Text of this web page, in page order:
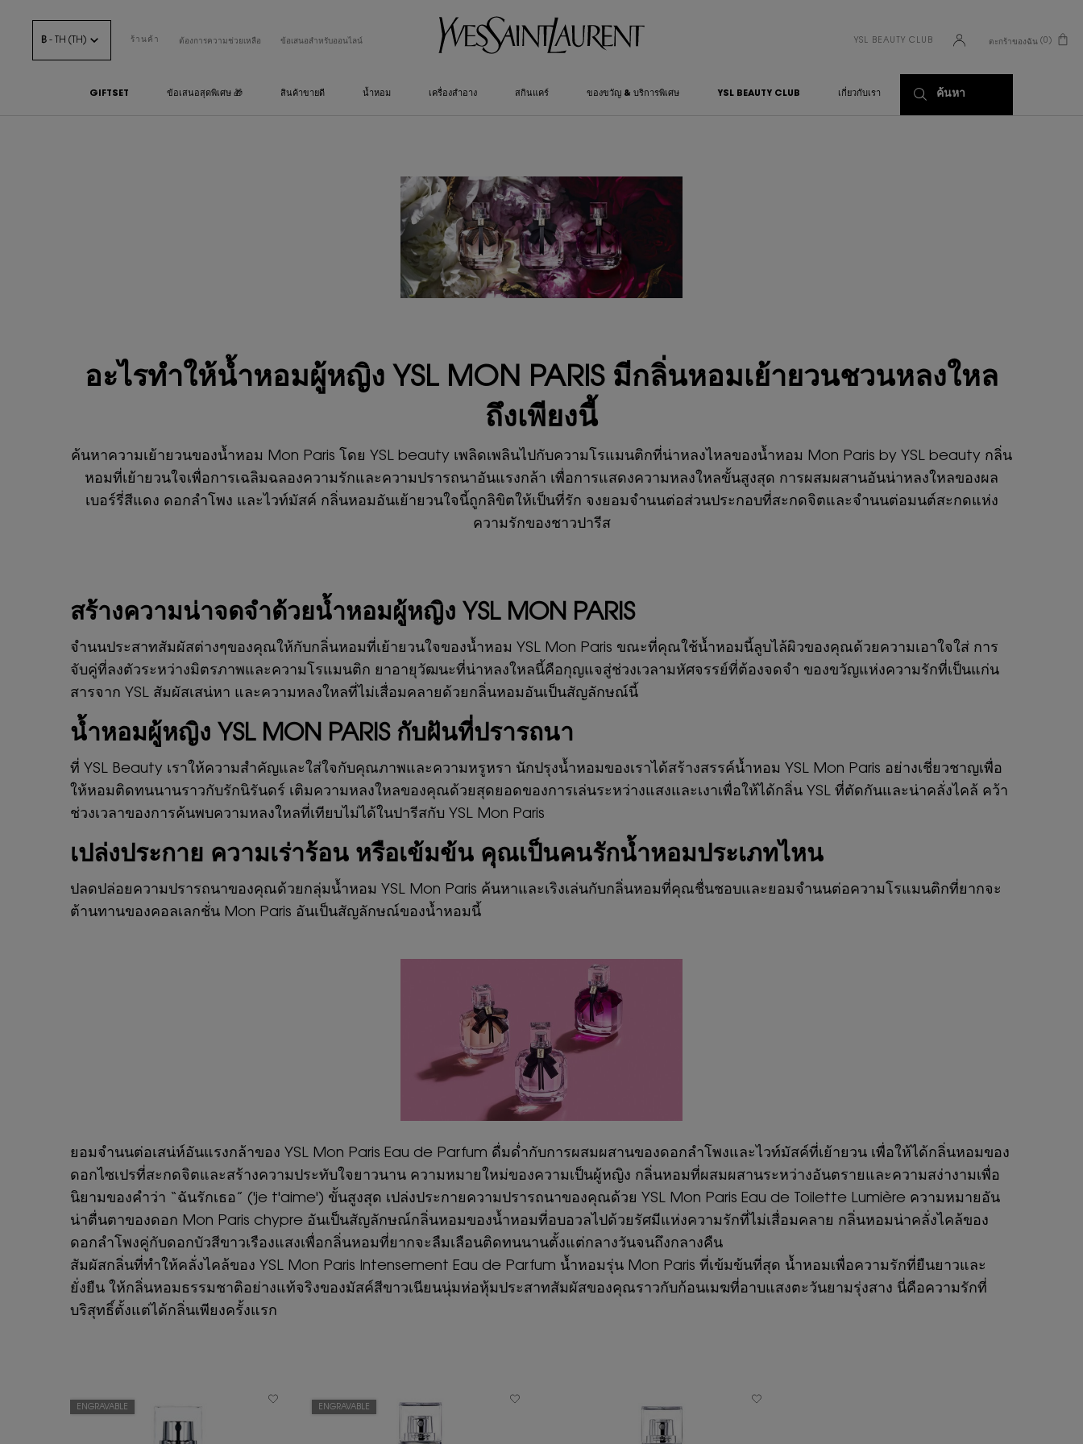
฿ - TH (TH) ร้านค้า ต้องการความช่วยเหลือ ข้อเสนอสำหรับออนไลน์ YSL BEAUTY CLUB ตะกร้าของฉัน 0
0 PRODUCT IN CART
GIFTSET ข้อเสนอสุดพิเศษ 🎁 สินค้าขายดี น้ำหอม เครื่องสำอาง สกินแคร์ ของขวัญ & บริการพิเศษ YSL BEAUTY CLUB เกี่ยวกับเรา ค้นหา
อะไรทำให้น้ำหอมผู้หญิง YSL MON PARIS มีกลิ่นหอมเย้ายวนชวนหลงใหล
ถึงเพียงนี้
ค้นหาความเย้ายวนของน้ำหอม Mon Paris โดย YSL beauty เพลิดเพลินไปกับความโรแมนติกที่น่าหลงไหลของน้ำหอม Mon Paris by YSL beauty กลิ่น
หอมที่เย้ายวนใจเพื่อการเฉลิมฉลองความรักและความปรารถนาอันแรงกล้า เพื่อการแสดงความหลงใหลขั้นสูงสุด การผสมผสานอันน่าหลงใหลของผล
เบอร์รี่สีแดง ดอกลำโพง และไวท์มัสค์ กลิ่นหอมอันเย้ายวนใจนี้ถูกลิขิตให้เป็นที่รัก จงยอมจำนนต่อส่วนประกอบที่สะกดจิตและจำนนต่อมนต์สะกดแห่ง
ความรักของชาวปารีส
สร้างความน่าจดจำด้วยน้ำหอมผู้หญิง YSL MON PARIS
จำนนประสาทสัมผัสต่างๆของคุณให้กับกลิ่นหอมที่เย้ายวนใจของน้ำหอม YSL Mon Paris ขณะที่คุณใช้น้ำหอมนี้ลูบไล้ผิวของคุณด้วยความเอาใจใส่ การ
จับคู่ที่ลงตัวระหว่างมิตรภาพและความโรแมนติก ยาอายุวัฒนะที่น่าหลงใหลนี้คือกุญแจสู่ช่วงเวลามหัศจรรย์ที่ต้องจดจำ ของขวัญแห่งความรักที่เป็นแก่น
สารจาก YSL สัมผัสเสน่หา และความหลงใหลที่ไม่เสื่อมคลายด้วยกลิ่นหอมอันเป็นสัญลักษณ์นี้
น้ำหอมผู้หญิง YSL MON PARIS กับฝันที่ปรารถนา
ที่ YSL Beauty เราให้ความสำคัญและใส่ใจกับคุณภาพและความหรูหรา นักปรุงน้ำหอมของเราได้สร้างสรรค์น้ำหอม YSL Mon Paris อย่างเชี่ยวชาญเพื่อ
ให้หอมติดทนนานราวกับรักนิรันดร์ เติมความหลงใหลของคุณด้วยสุดยอดของการเล่นระหว่างแสงและเงาเพื่อให้ได้กลิ่น YSL ที่ตัดกันและน่าคลั่งไคล้ คว้า
ช่วงเวลาของการค้นพบความหลงใหลที่เทียบไม่ได้ในปารีสกับ YSL Mon Paris
เปล่งประกาย ความเร่าร้อน หรือเข้มข้น คุณเป็นคนรักน้ำหอมประเภทไหน
ปลดปล่อยความปรารถนาของคุณด้วยกลุ่มน้ำหอม YSL Mon Paris ค้นหาและเริงเล่นกับกลิ่นหอมที่คุณชื่นชอบและยอมจำนนต่อความโรแมนติกที่ยากจะ
ต้านทานของคอลเลกชั่น Mon Paris อันเป็นสัญลักษณ์ของน้ำหอมนี้
ยอมจำนนต่อเสน่ห์อันแรงกล้าของ YSL Mon Paris Eau de Parfum ดื่มด่ำกับการผสมผสานของดอกลำโพงและไวท์มัสค์ที่เย้ายวน เพื่อให้ได้กลิ่นหอมของ
ดอกไซเปรที่สะกดจิตและสร้างความประทับใจยาวนาน ความหมายใหม่ของความเป็นผู้หญิง กลิ่นหอมที่ผสมผสานระหว่างอันตรายและความสง่างามเพื่อ
นิยามของคำว่า “ฉันรักเธอ” ('je t'aime') ขั้นสูงสุด เปล่งประกายความปรารถนาของคุณด้วย YSL Mon Paris Eau de Toilette Lumière ความหมายอัน
น่าตื่นตาของดอก Mon Paris chypre อันเป็นสัญลักษณ์กลิ่นหอมของน้ำหอมที่อบอวลไปด้วยรัศมีแห่งความรักที่ไม่เสื่อมคลาย กลิ่นหอมน่าคลั่งไคล้ของ
ดอกลำโพงคู่กับดอกบัวสีขาวเรืองแสงเพื่อกลิ่นหอมที่ยากจะลืมเลือนติดทนนานตั้งแต่กลางวันจนถึงกลางคืน
สัมผัสกลิ่นที่ทำให้คลั่งไคล้ของ YSL Mon Paris Intensement Eau de Parfum น้ำหอมรุ่น Mon Paris ที่เข้มข้นที่สุด น้ำหอมเพื่อความรักที่ยืนยาวและ
ยั่งยืน ให้กลิ่นหอมธรรมชาติอย่างแท้จริงของมัสค์สีขาวเนียนนุ่มห่อหุ้มประสาทสัมผัสของคุณราวกับก้อนเมฆที่อาบแสงตะวันยามรุ่งสาง นี่คือความรักที่
บริสุทธิ์ตั้งแต่ได้กลิ่นเพียงครั้งแรก
ENGRAVABLE ENGRAVABLE